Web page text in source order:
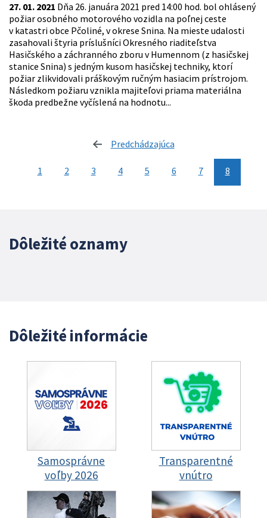
27. 01. 2021 Dňa 26. januára 2021 pred 14:00 hod. bol ohlásený
požiar osobného motorového vozidla na poľnej ceste
v katastri obce Pčoliné, v okrese Snina. Na mieste udalosti
zasahovali štyria príslušníci Okresného riaditeľstva
Hasičského a záchranného zboru v Humennom (z hasičskej
stanice Snina) s jedným kusom hasičskej techniky, ktorí
požiar zlikvidovali práškovým ručným hasiacim prístrojom.
Následkom požiaru vznikla majiteľovi priama materiálna
škoda predbežne vyčíslená na hodnotu...
Predchádzajúca
1 2 3 4 5 6 7 8
Dôležité oznamy
Dôležité informácie
Samosprávne
voľby 2026
Transparentné
vnútro